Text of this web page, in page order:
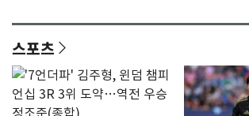
스포츠